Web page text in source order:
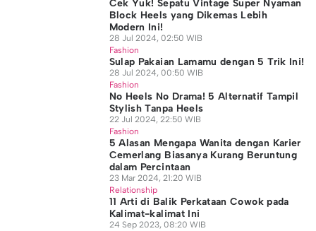
Cek Yuk! Sepatu Vintage Super Nyaman
Block Heels yang Dikemas Lebih
Modern Ini!
28 Jul 2024, 02:50 WIB
Fashion
Sulap Pakaian Lamamu dengan 5 Trik Ini!
28 Jul 2024, 00:50 WIB
Fashion
No Heels No Drama! 5 Alternatif Tampil
Stylish Tanpa Heels
22 Jul 2024, 22:50 WIB
Fashion
5 Alasan Mengapa Wanita dengan Karier
Cemerlang Biasanya Kurang Beruntung
dalam Percintaan
23 Mar 2024, 21:20 WIB
Relationship
11 Arti di Balik Perkataan Cowok pada
Kalimat-kalimat Ini
24 Sep 2023, 08:20 WIB